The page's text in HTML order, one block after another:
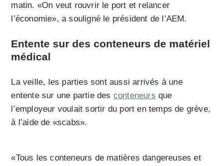
matin. «On veut rouvrir le port et relancer
l’économie», a souligné le président de l’AEM.
Entente sur des conteneurs de matériel
médical
La veille, les parties sont aussi arrivés à une
entente sur une partie des conteneurs que
l’employeur voulait sortir du port en temps de grève,
à l’aide de «scabs».
«Tous les conteneurs de matières dangereuses et